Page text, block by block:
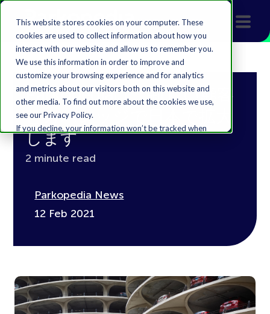
This website stores cookies on your computer. These
cookies are used to collect information about how you
interact with our website and allow us to remember you.
We use this information in order to improve and
customize your browsing experience and for analytics
and metrics about our visitors both on this website and
other media. To find out more about the cookies we use,
see our Privacy Policy.
If you decline, your information won’t be tracked when
you visit this website. A single cookie will be used in your
browser to remember your preference not to be
Parkopediaは、新しい顧客
とカバレッジで日本で拡大
します
2 minute read
Parkopedia News
12 Feb 2021